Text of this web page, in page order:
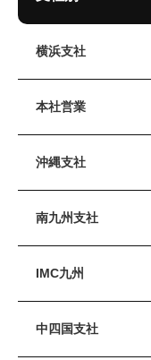
横浜支社
本社営業
沖縄支社
南九州支社
IMC九州
中四国支社